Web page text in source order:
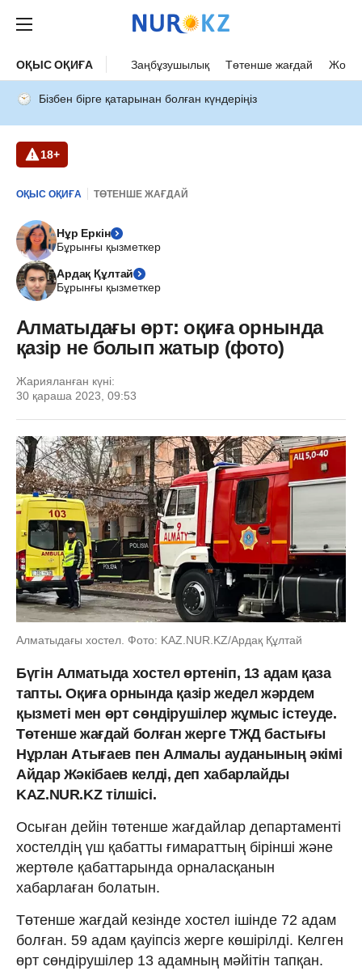
ОҚЫС ОҚИҒА Заңбұзушылық Төтенше жағдай Жол
Бізбен бірге қатарынан болған күндеріңіз
18+
ОҚЫС ОҚИҒА ТӨТЕНШЕ ЖАҒДАЙ
Нұр Еркін
Бұрынғы қызметкер
Ардақ Құлтай
Бұрынғы қызметкер
Алматыдағы өрт: оқиға орнында
қазір не болып жатыр (фото)
Жарияланған күні:
30 қараша 2023, 09:53
Алматыдағы хостел. Фото: KAZ.NUR.KZ/Ардақ Құлтай
Бүгін Алматыда хостел өртеніп, 13 адам қаза
тапты. Оқиға орнында қазір жедел жәрдем
қызметі мен өрт сөндірушілер жұмыс істеуде.
Төтенше жағдай болған жерге ТЖД бастығы
Нұрлан Атығаев пен Алмалы ауданының әкімі
Айдар Жәкібаев келді, деп хабарлайды
KAZ.NUR.KZ тілшісі.
Осыған дейін төтенше жағдайлар департаменті
хостелдің үш қабатты ғимараттың бірінші және
жертөле қабаттарында орналасқанын
хабарлаған болатын.
Төтенше жағдай кезінде хостел ішінде 72 адам
болған. 59 адам қауіпсіз жерге көшірілді. Келген
өрт сөндірушілер 13 адамның мәйітін тапқан.